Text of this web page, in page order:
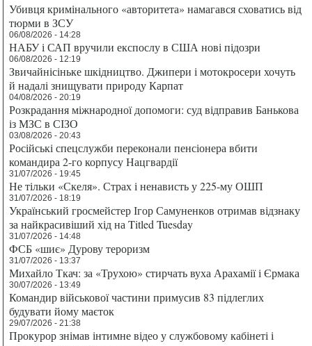
Убивця кримінального «авторитета» намагався сховатись від
тюрми в ЗСУ
06/08/2026 - 14:28
НАБУ і САП вручили експослу в США нові підозри
06/08/2026 - 12:19
Звичайнісіньке шкідництво. Джипери і мотокросери хочуть
й надалі знищувати природу Карпат
04/08/2026 - 20:19
Розкрадання міжнародної допомоги: суд відправив Банькова
із МЗС в СІЗО
03/08/2026 - 20:43
Російські спецслужби переконали пенсіонера вбити
командира 2-го корпусу Нацгвардії
31/07/2026 - 19:45
Не тільки «Скеля». Страх і ненависть у 225-му ОШП
31/07/2026 - 18:19
Український гросмейстер Ігор Самуненков отримав відзнаку
за найкрасивіший хід на Titled Tuesday
31/07/2026 - 14:48
ФСБ «шиє» Дурову тероризм
31/07/2026 - 13:37
Михайло Ткач: за «Трухою» стирчать вуха Арахамії і Єрмака
30/07/2026 - 13:49
Командир військової частини примусив 83 підлеглих
будувати йому маєток
29/07/2026 - 21:38
Прокурор знімав інтимне відео у службовому кабінеті і